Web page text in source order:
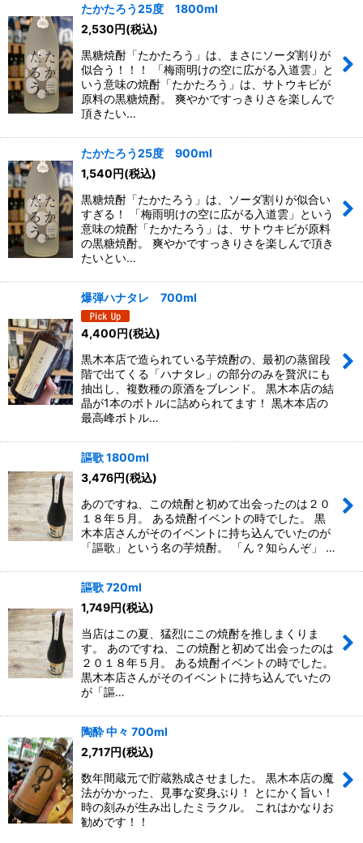
たかたろう25度 1800ml
2,530円(税込)
黒糖焼酎「たかたろう」は、まさにソーダ割りが
似合う！！！ 「梅雨明けの空に広がる入道雲」と
いう意味の焼酎「たかたろう」は、サトウキビが
原料の黒糖焼酎。 爽やかですっきりさを楽しんで
頂きたい…
たかたろう25度 900ml
1,540円(税込)
黒糖焼酎「たかたろう」は、ソーダ割りが似合い
すぎる！ 「梅雨明けの空に広がる入道雲」という
意味の焼酎「たかたろう」は、サトウキビが原料
の黒糖焼酎。 爽やかですっきりさを楽しんで頂き
たいとい…
爆弾ハナタレ 700ml
4,400円(税込)
黒木本店で造られている芋焼酎の、最初の蒸留段
階で出てくる「ハナタレ」の部分のみを贅沢にも
抽出し、複数種の原酒をブレンド。 黒木本店の結
晶が1本のボトルに詰められてます！ 黒木本店の
最高峰ボトル…
謳歌 1800ml
3,476円(税込)
あのですね、この焼酎と初めて出会ったのは２０
１８年５月。 ある焼酎イベントの時でした。 黒
木本店さんがそのイベントに持ち込んでいたのが
「謳歌」という名の芋焼酎。 「ん？知らんぞ」 …
謳歌 720ml
1,749円(税込)
当店はこの夏、猛烈にこの焼酎を推しまくりま
す。 あのですね、この焼酎と初めて出会ったのは
２０１８年５月。 ある焼酎イベントの時でした。
黒木本店さんがそのイベントに持ち込んでいたの
が「謳…
陶酔 中々 700ml
2,717円(税込)
数年間蔵元で貯蔵熟成させました。 黒木本店の魔
法がかかった、見事な変身ぶり！ とにかく旨い！
時の刻みが生み出したミラクル。 これはかなりお
勧めです！！